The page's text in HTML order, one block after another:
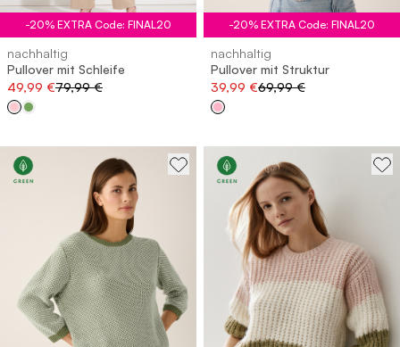
-20% EXTRA Code: FINAL20
nachhaltig
Pullover mit Schleife
49,99 €79,99 €
-20% EXTRA Code: FINAL20
nachhaltig
Pullover mit Struktur
39,99 €69,99 €